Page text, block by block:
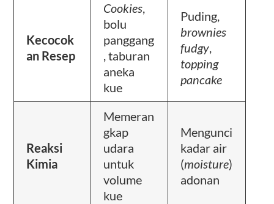
Kecocok
an Resep
Cookies,
bolu
panggang
, taburan
aneka
kue
Puding,
brownies
fudgy,
topping
pancake
Reaksi
Kimia
Memeran
gkap
udara
untuk
volume
kue
Mengunci
kadar air
(moisture)
adonan